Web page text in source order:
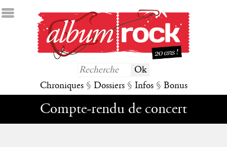
Chroniques § Dossiers § Infos § Bonus
Compte-rendu de concert